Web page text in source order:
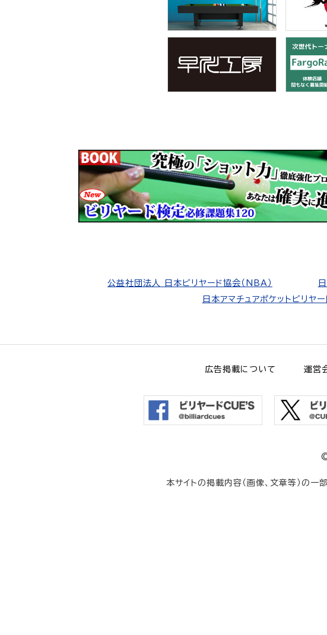
公益社団法人 日本ビリヤード協会（NBA）
日本アマチュアポケットビリヤ
広告掲載について 運営
本サイトの掲載内容（画像、文章等）の